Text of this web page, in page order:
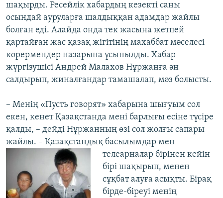
шақырды. Ресейлік хабардың кезекті саны
осындай ауруларға шалдыққан адамдар жайлы
болған еді. Алайда онда тек жасына жетпей
қартайған жас қазақ жігітінің махаббат мәселесі
көрермендер назарына ұсынылды. Хабар
жүргізушісі Андрей Малахов Нұржанға ән
салдырып, жиналғандар тамашалап, мәз болысты.
– Менің «Пусть говорят» хабарына шығуым сол
екен, кенет Қазақстанда мені барлығы есіне түсіре
қалды, – дейді Нұржанның өзі сол жолғы сапары
жайлы. – Қазақстандық басылымдар мен
телеарналар бірінен кейін
бірі шақырып, менен
сұқбат алуға асықты. Бірақ
бірде-біреуі менің